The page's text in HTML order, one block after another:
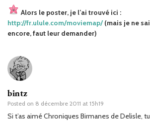
Alors le poster, je l’ai trouvé ici :
http://fr.ulule.com/moviemap/(mais je ne
encore, faut leur demander)
bintz
Posted on 8 décembre 2011 at 15h19
Si t’as aimé Chroniques Birmanes de Delisle,